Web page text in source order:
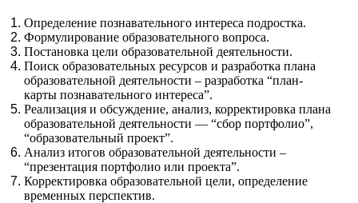
Определение познавательного интереса подростка.
Формулирование образовательного вопроса.
Постановка цели образовательной деятельности.
Поиск образовательных ресурсов и разработка плана
образовательной деятельности – разработка “план-
карты познавательного интереса”.
Реализация и обсуждение, анализ, корректировка плана
образовательной деятельности — “сбор портфолио”,
“образовательный проект”.
Анализ итогов образовательной деятельности –
“презентация портфолио или проекта”.
Корректировка образовательной цели, определение
временных перспектив.